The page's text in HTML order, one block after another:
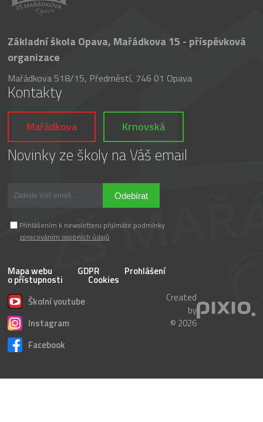
Základní škola Opava, Mařádkova 15 - příspěvková
organizace
Mařádkova 518/15, Předměstí, 746 01 Opava
Kontakty
Mařádkova Krnovská
Novinky ze školy na Váš email
Odebírat
Přihlášením k newsletteru přijímáte podmínky
zpracováním osobních údajů
Mapa webu GDPR Prohlášení
o přístupnosti
Cookies
Školní youtube
Instagram
Facebook
Created
by
© 2026